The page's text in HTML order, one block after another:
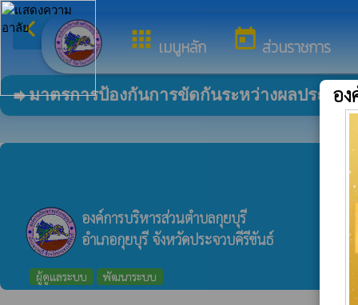
appsเมนูหลัก todayส่วนราชการ
arrow_back_ios กลับเมนูหลัก
forwardมาตรการป้องกันการขัดกันระหว่างผลประโ
องค์การบริหารส่วนตำบลกุยบุรี
อำเภอกุยบุรี จังหวัดประจวบคีรีขันธ์
ผู้ดูแลระบบ พัฒนาระบบ
อ